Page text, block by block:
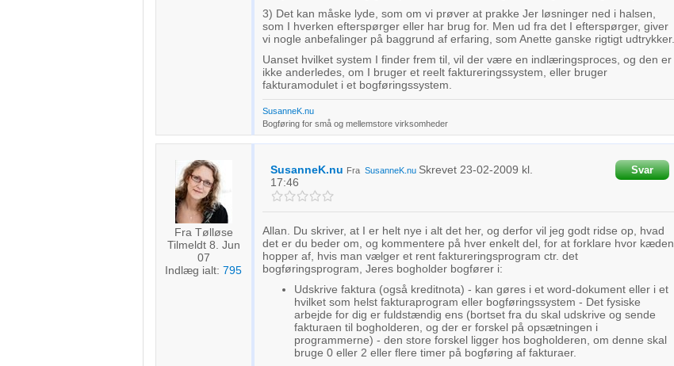
3) Det kan måske lyde, som om vi prøver at prakke Jer løsninger ned i halsen,
som I hverken efterspørger eller har brug for. Men ud fra det I efterspørger, giver
vi nogle anbefalinger på baggrund af erfaring, som Anette ganske rigtigt udtrykker.
Uanset hvilket system I finder frem til, vil der være en indlæringsproces, og den er
ikke anderledes, om I bruger et reelt faktureringssystem, eller bruger
fakturamodulet i et bogføringssystem.
SusanneK.nu
Bogføring for små og mellemstore virksomheder
Fra Tølløse
Tilmeldt 8. Jun
07
Indlæg ialt: 795
SusanneK.nu Fra SusanneK.nu Skrevet 23-02-2009 kl.
17:46
Svar
Allan. Du skriver, at I er helt nye i alt det her, og derfor vil jeg godt ridse op, hvad
det er du beder om, og kommentere på hver enkelt del, for at forklare hvor kæden
hopper af, hvis man vælger et rent faktureringsprogram ctr. det
bogføringsprogram, Jeres bogholder bogfører i:
Udskrive faktura (også kreditnota) - kan gøres i et word-dokument eller i et
hvilket som helst fakturaprogram eller bogføringssystem - Det fysiske
arbejde for dig er fuldstændig ens (bortset fra du skal udskrive og sende
fakturaen til bogholderen, og der er forskel på opsætningen i
programmerne) - den store forskel ligger hos bogholderen, om denne skal
bruge 0 eller 2 eller flere timer på bogføring af fakturaer.